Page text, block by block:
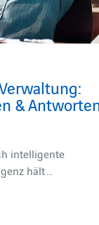
&
intelligente
hält …